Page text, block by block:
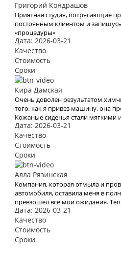
Григорий Кондрашов
Приятная студия, потрясающие
постоянным клиентом и
«процедуры»
Дата: 2026-03-21
Качество
Стоимость
Сроки
Кира Дамская
Очень доволен результатом
того, как я привез машину, она
Кожаные сиденья стали
салон наполнился приятным
выглядит и чувствует себя как
профессиональную работу!
Дата: 2026-03-21
Качество
Стоимость
Сроки
Алла Рязинская
Компания, которая отмыла и
автомобиля, оставила меня в
превзошел все мои ожидания.
так, словно только что сошла с
Дата: 2026-03-21
Качество
Стоимость
Сроки